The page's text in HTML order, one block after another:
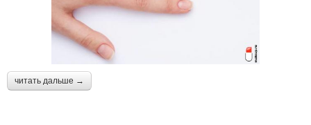
читать дальше →